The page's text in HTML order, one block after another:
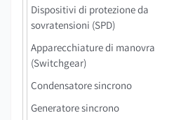
Dispositivi di protezione da
sovratensioni (SPD)
Apparecchiature di manovra
(Switchgear)
Condensatore sincrono
Generatore sincrono